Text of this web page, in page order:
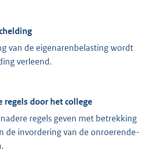
van de eigenarenbelasting wordt
verleend.
regels door het college
regels geven met betrekking
de invordering van de onroerende-